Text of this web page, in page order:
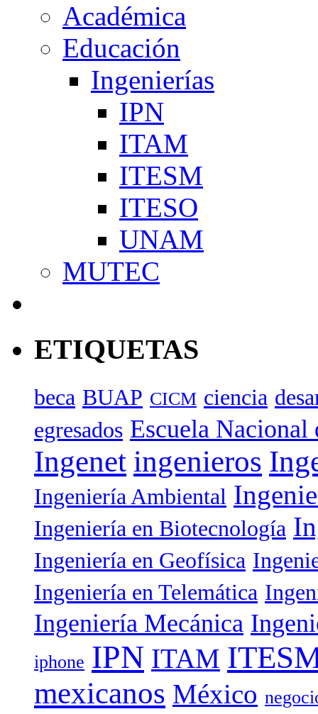
Académica
Educación
Ingenierías
IPN
ITAM
ITESM
ITESO
UNAM
MUTEC
ETIQUETAS
beca BUAP CICM ciencia
egresados Escuela
Ingenet ingenieros
Ingeniería Ambiental
Ingeniería en Biotecnología
Ingeniería en Geofísica
Ingeniería en Telemática
Ingeniería Mecánica
iphone IPN ITAM
mexicanos México